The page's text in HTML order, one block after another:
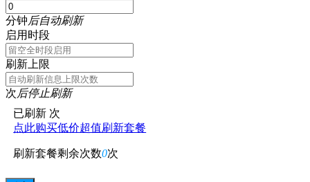
分钟后自动刷新
启用时段
刷新上限
次后停止刷新
已刷新 次
点此购买低价超值刷新套餐
刷新套餐剩余次数0次